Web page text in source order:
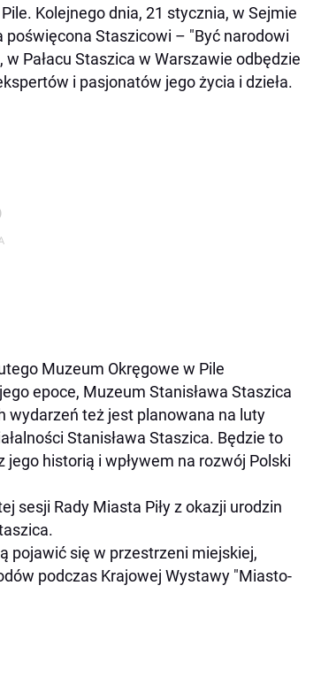
Kolejnego dnia, 21 stycznia, w Sejmie
Staszicowi – "Być narodowi
Pałacu Staszica w Warszawie odbędzie
i pasjonatów jego życia i dzieła.
Muzeum Okręgowe w Pile
epoce, Muzeum Stanisława Staszica
wydarzeń też jest planowana na luty
Stanisława Staszica. Będzie to
historią i wpływem na rozwój Polski
sesji Rady Miasta Piły z okazji urodzin
pojawić się w przestrzeni miejskiej,
podczas Krajowej Wystawy "Miasto-